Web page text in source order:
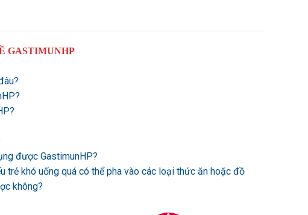
GASTIMUNHP
được GastimunHP?
trẻ khó uống quá có thể pha vào các loại thức ăn hoặc đồ
không?